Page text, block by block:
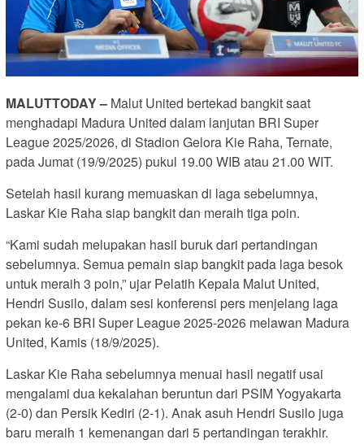
MALUTTODAY – Malut United bertekad bangkit saat
menghadapi Madura United dalam lanjutan BRI Super
League 2025/2026, di Stadion Gelora Kie Raha, Ternate,
pada Jumat (19/9/2025) pukul 19.00 WIB atau 21.00 WIT.
Setelah hasil kurang memuaskan di laga sebelumnya,
Laskar Kie Raha siap bangkit dan meraih tiga poin.
“Kami sudah melupakan hasil buruk dari pertandingan
sebelumnya. Semua pemain siap bangkit pada laga besok
untuk meraih 3 poin,” ujar Pelatih Kepala Malut United,
Hendri Susilo, dalam sesi konferensi pers menjelang laga
pekan ke-6 BRI Super League 2025-2026 melawan Madura
United, Kamis (18/9/2025).
Laskar Kie Raha sebelumnya menuai hasil negatif usai
mengalami dua kekalahan beruntun dari PSIM Yogyakarta
(2-0) dan Persik Kediri (2-1). Anak asuh Hendri Susilo juga
baru meraih 1 kemenangan dari 5 pertandingan terakhir.